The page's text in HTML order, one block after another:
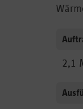
2,1